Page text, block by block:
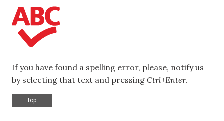
If you have found a spelling error, please, notify us
by selecting that text and pressing Ctrl+Enter.
top